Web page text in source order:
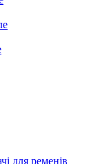
для ременів